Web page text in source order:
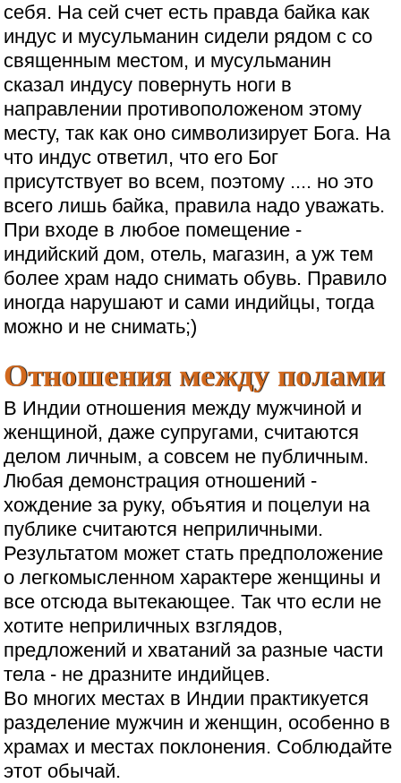
себя. На сей счет есть правда байка как
индус и мусульманин сидели рядом с со
священным местом, и мусульманин
сказал индусу повернуть ноги в
направлении противоположеном этому
месту, так как оно символизирует Бога. На
что индус ответил, что его Бог
присутствует во всем, поэтому .... но это
всего лишь байка, правила надо уважать.
При входе в любое помещение -
индийский дом, отель, магазин, а уж тем
более храм надо снимать обувь. Правило
иногда нарушают и сами индийцы, тогда
можно и не снимать;)
Отношения между полами
В Индии отношения между мужчиной и
женщиной, даже супругами, считаются
делом личным, а совсем не публичным.
Любая демонстрация отношений -
хождение за руку, объятия и поцелуи на
публике считаются неприличными.
Результатом может стать предположение
о легкомысленном характере женщины и
все отсюда вытекающее. Так что если не
хотите неприличных взглядов,
предложений и хватаний за разные части
тела - не дразните индийцев.
Во многих местах в Индии практикуется
разделение мужчин и женщин, особенно в
храмах и местах поклонения. Соблюдайте
этот обычай.